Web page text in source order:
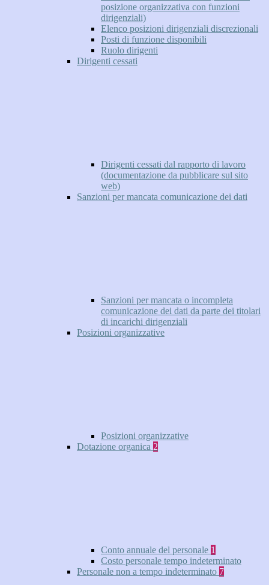
posizione organizzativa con funzioni
dirigenziali)
Elenco posizioni dirigenziali discrezionali
Posti di funzione disponibili
Ruolo dirigenti
Dirigenti cessati
Dirigenti cessati dal rapporto di lavoro
(documentazione da pubblicare sul sito
web)
Sanzioni per mancata comunicazione dei dati
Sanzioni per mancata o incompleta
comunicazione dei dati da parte dei titolari
di incarichi dirigenziali
Posizioni organizzative
Posizioni organizzative
Dotazione organica 2
Conto annuale del personale 1
Costo personale tempo indeterminato
Personale non a tempo indeterminato 7